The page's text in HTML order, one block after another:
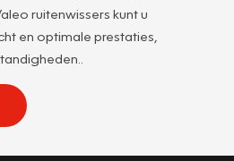
ruitenwissers kunt u
en optimale prestaties,